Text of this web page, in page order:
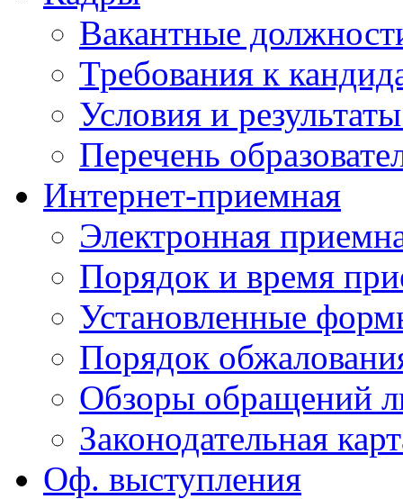
Вакантные
Требования к
Условия и
Перечень
Интернет-приемная
Электронная
Порядок и время
Установленные
Порядок
Обзоры обращений
Законодательная
Оф. выступления